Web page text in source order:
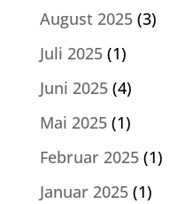
August 2025(3)
Juli 2025(1)
Juni 2025(4)
Mai 2025(1)
Februar 2025(1)
Januar 2025(1)